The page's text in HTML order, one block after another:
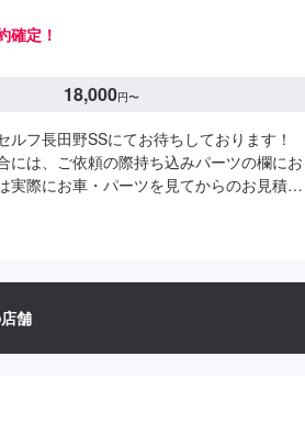
確定！
18,000円〜
ルフ長田野SSにてお待ちしております！
には、ご依頼の際持ち込みパーツの欄にお
実際にお車・パーツを見てからのお見積り
舗